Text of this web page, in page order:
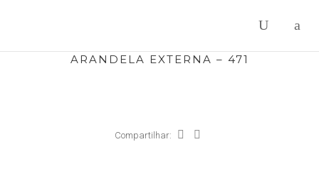
ARANDELA EXTERNA – 471
Compartilhar: